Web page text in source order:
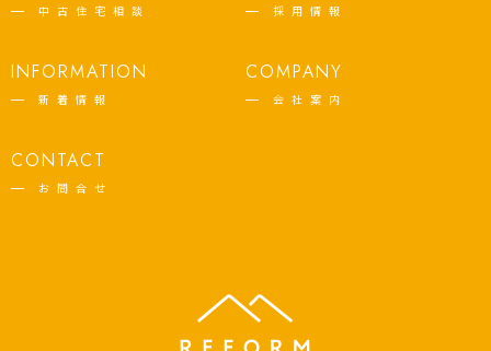
中古住宅相談 採用情報
INFORMATION
新着情報
COMPANY
会社案内
CONTACT
お問合せ